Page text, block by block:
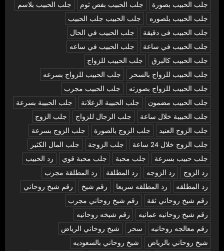
جلب الحبيب بصورة
جلب الحبيب بفص ثوم
جلب الحبيب بلاسم
جلب الحبيب بلصوره
جلب الحبيب جلب الحبيب
جلب الحبيب فى دقيقة
جلب الحبيب في الحال
جلب الحبيب في ساعة
جلب الحبيب في ساعه
جلب الحبيب كالبرق
جلب الحبيب للزواج
جلب الحبيب للزواج بالسحر
جلب الحبيب للزواج بسرعه
جلب الحبيب للزواج بصورته
جلب الحبيب مجرب
جلب الحبيب مضمون
جلب الحبيبة الزعلانة
جلب الحبيبة بسرعة
جلب الحبيبة خلال ساعة
جلب الرجال للزواج
جلب الزوج
جلب الزوج العنيد
جلب الزوج بالصورة
جلب الزوج بسرعة
جلب الزوج خلال 24 ساعة
جلب الزوجة
جلب المال الكثير
جلب حبيب بسرعة
جلب محبة جلب محبة قوي
رد الحبيب
رد الزوج
رد الزوجه رد المطلقة
رد المطلقة مجرب
رد المطلقه
رد المطلقه سريعا رقم شيخ
رقم شيخ روحاني
رقم شيخ روحاني ثقة
رقم شيخ روحاني مجرب
رقم شيخ روحانيه عمانيه
رقم شيخه روحانيه
رقم معالجه روحانيه
سحر
شيخ روحاني الرياض
شيخ روحاني بالرياض
شيخ روحاني بالسعوديه